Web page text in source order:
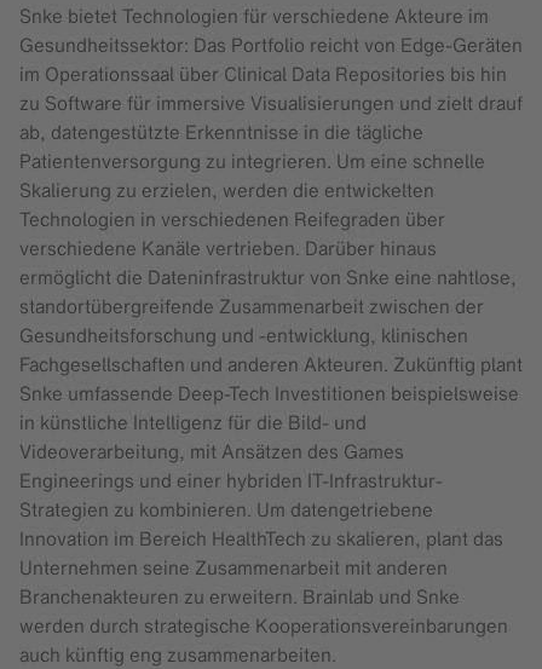
Snke bietet Technologien für verschiedene Akteure im
Gesundheitssektor: Das Portfolio reicht von Edge-Geräten
im Operationssaal über Clinical Data Repositories bis hin
zu Software für immersive Visualisierungen und zielt drauf
ab, datengestützte Erkenntnisse in die tägliche
Patientenversorgung zu integrieren. Um eine schnelle
Skalierung zu erzielen, werden die entwickelten
Technologien in verschiedenen Reifegraden über
verschiedene Kanäle vertrieben. Darüber hinaus
ermöglicht die Dateninfrastruktur von Snke eine nahtlose,
standortübergreifende Zusammenarbeit zwischen der
Gesundheitsforschung und -entwicklung, klinischen
Fachgesellschaften und anderen Akteuren. Zukünftig plant
Snke umfassende Deep-Tech Investitionen beispielsweise
in künstliche Intelligenz für die Bild- und
Videoverarbeitung, mit Ansätzen des Games
Engineerings und einer hybriden IT-Infrastruktur-
Strategien zu kombinieren. Um datengetriebene
Innovation im Bereich HealthTech zu skalieren, plant das
Unternehmen seine Zusammenarbeit mit anderen
Branchenakteuren zu erweitern. Brainlab und Snke
werden durch strategische Kooperationsvereinbarungen
auch künftig eng zusammenarbeiten.